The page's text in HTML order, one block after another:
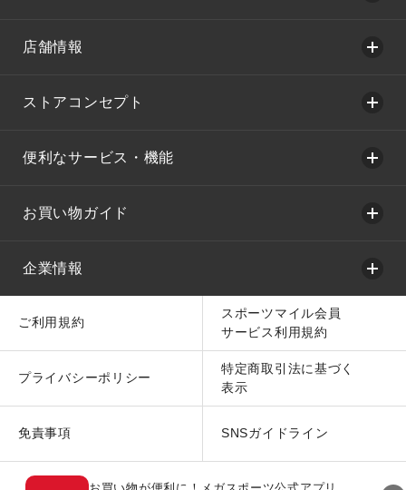
店舗情報
ストアコンセプト
便利なサービス・機能
お買い物ガイド
企業情報
ご利用規約
スポーツマイル会員
サービス利用規約
プライバシーポリシー
特定商取引法に基づく
表示
免責事項 SNSガイドライン